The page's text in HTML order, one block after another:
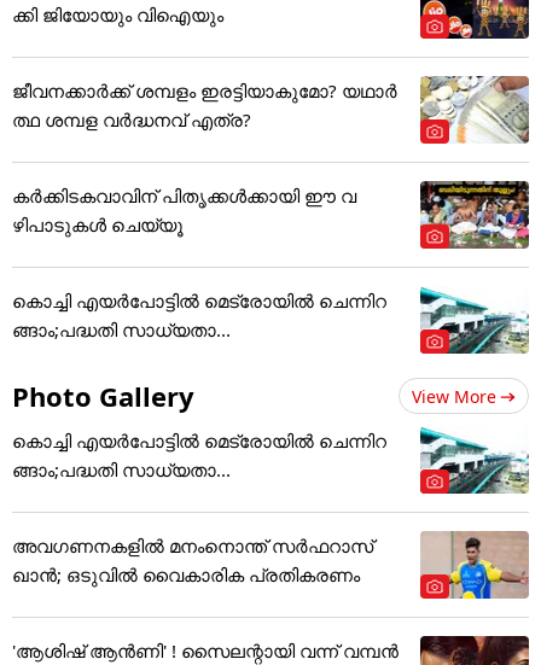
ക്കി ജിയോയും വിഐയും
ജീവനക്കാർക്ക് ശമ്പളം ഇരട്ടിയാകുമോ? യഥാർ
ത്ഥ ശമ്പള വർദ്ധനവ് എത്ര?
കർക്കിടകവാവിന് പിതൃക്കൾക്കായി ഈ വ
ഴിപാടുകൾ ചെയ്യൂ
കൊച്ചി എയര്‍പോട്ടില്‍ മെട്രോയില്‍ ചെന്നിറ
ങ്ങാം;പദ്ധതി സാധ്യതാ...
Photo Gallery View More
കൊച്ചി എയര്‍പോട്ടില്‍ മെട്രോയില്‍ ചെന്നിറ
ങ്ങാം;പദ്ധതി സാധ്യതാ...
അവഗണനകളില്‍ മനംനൊന്ത് സര്‍ഫറാസ്
ഖാന്‍; ഒടുവില്‍ വൈകാരിക പ്രതികരണം
'ആശിഷ് ആൻണി' ! സൈലന്റായി വന്ന് വമ്പൻ